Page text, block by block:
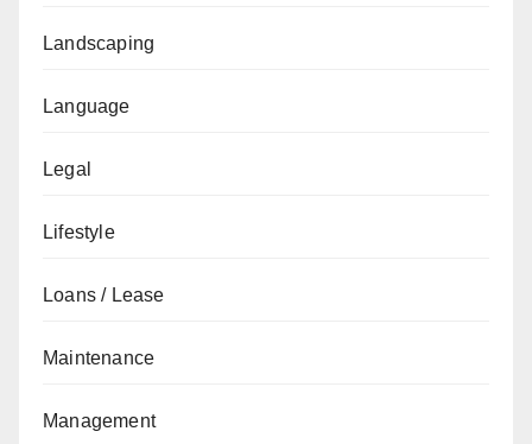
Landscaping
Language
Legal
Lifestyle
Loans / Lease
Maintenance
Management